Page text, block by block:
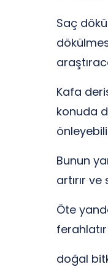
Saç
Kafa
konuda
Bunun
artırır
Öte
doğal